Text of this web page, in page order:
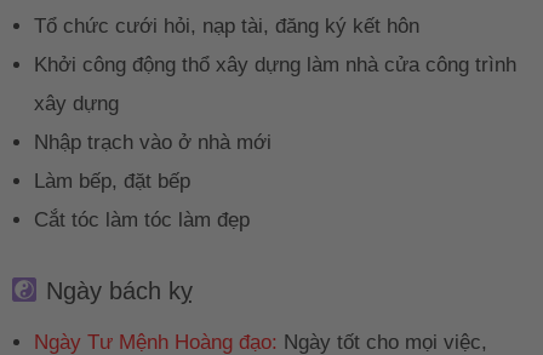
Tổ chức cưới hỏi, nạp tài, đăng ký kết hôn
Khởi công động thổ xây dựng làm nhà cửa công trình
xây dựng
Nhập trạch vào ở nhà mới
Làm bếp, đặt bếp
Cắt tóc làm tóc làm đẹp
Ngày bách kỵ
Ngày Tư Mệnh Hoàng đạo: Ngày tốt cho mọi việc,